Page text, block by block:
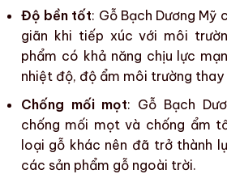
Độ bền tốt: Gỗ Bạch Dương Mỹ
giãn khi tiếp xúc với môi
phẩm có khả năng chịu lực
nhiệt độ, độ ẩm môi trường thay
Chống mối mọt: Gỗ Bạch
chống mối mọt và chống ẩm
loại gỗ khác nên đã trở thành
các sản phẩm gỗ ngoài trời.